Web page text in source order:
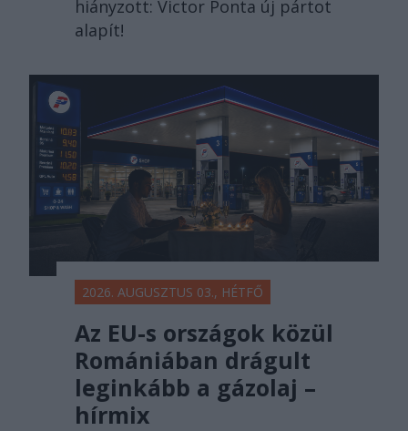
hiányzott: Victor Ponta új pártot
alapít!
2026. AUGUSZTUS 03., HÉTFŐ
Az EU-s országok közül
Romániában drágult
leginkább a gázolaj –
hírmix